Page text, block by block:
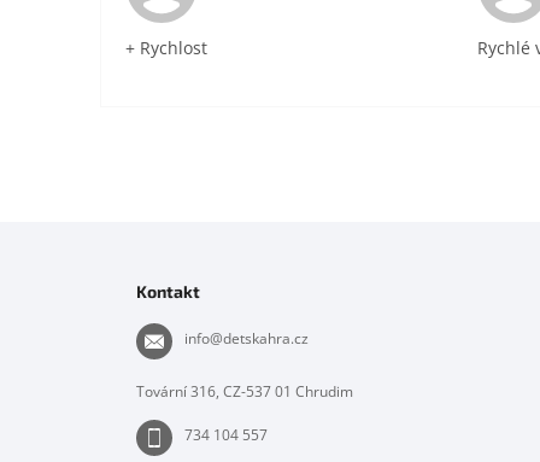
+ Rychlost Rychlé
Kontakt
info@detskahra.cz
Tovární 316, CZ-537 01 Chrudim
734 104 557